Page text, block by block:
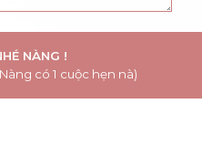
NÀNG !
có 1 cuộc hẹn nà)